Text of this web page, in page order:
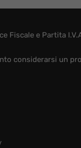
Fiscale e Partita
considerarsi un